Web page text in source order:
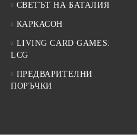
СВЕТЪТ НА БАТАЛИЯ
КАРКАСОН
LIVING CARD GAMES:
LCG
ПРЕДВАРИТЕЛНИ
ПОРЪЧКИ